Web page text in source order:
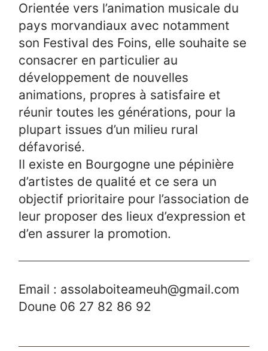
Orientée vers l’animation musicale du
pays morvandiaux avec notamment
son Festival des Foins, elle souhaite se
consacrer en particulier au
développement de nouvelles
animations, propres à satisfaire et
réunir toutes les générations, pour la
plupart issues d’un milieu rural
défavorisé.
Il existe en Bourgogne une pépinière
d’artistes de qualité et ce sera un
objectif prioritaire pour l’association de
leur proposer des lieux d’expression et
d’en assurer la promotion.
Email : assolaboiteameuh@gmail.com
Doune 06 27 82 86 92